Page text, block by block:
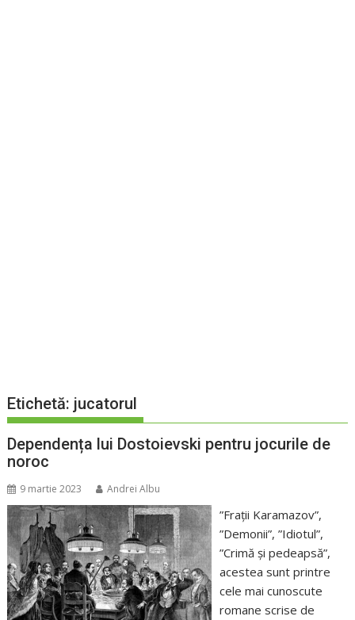
Etichetă: jucatorul
Dependența lui Dostoievski pentru jocurile de
noroc
9 martie 2023 Andrei Albu
”Frații Karamazov”,
”Demonii”, ”Idiotul”,
”Crimă și pedeapsă”,
acestea sunt printre
cele mai cunoscute
romane scrise de